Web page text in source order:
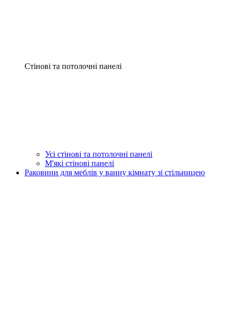
Стінові та потолочні панелі
Усі стінові та потолочні панелі
М'які стінові панелі
Раковини для меблів у ванну кімнату зі стільницею